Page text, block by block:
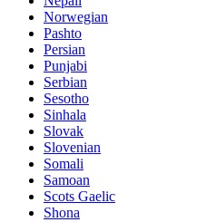
Norwegian
Pashto
Persian
Punjabi
Serbian
Sesotho
Sinhala
Slovak
Slovenian
Somali
Samoan
Scots Gaelic
Shona